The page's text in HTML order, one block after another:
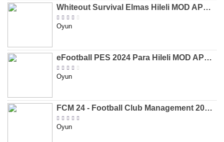
Whiteout Survival Elmas Hileli MOD APK indir [v1.13.1]
Oyun
eFootball PES 2024 Para Hileli MOD APK indir [v8.2.0]
Oyun
FCM 24 - Football Club Management 2024 Para Hileli MOD APK indir [v1.0.4]
Oyun